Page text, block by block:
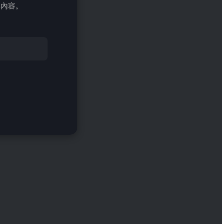
容。